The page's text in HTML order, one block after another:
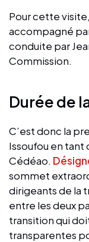
Pour cette visite,
accompagné
conduite par
Commission.
Durée de
C’est donc la
Issoufou en tant
Cédéao.
sommet
dirigeants de la
entre les deux
transition qui
transparentes